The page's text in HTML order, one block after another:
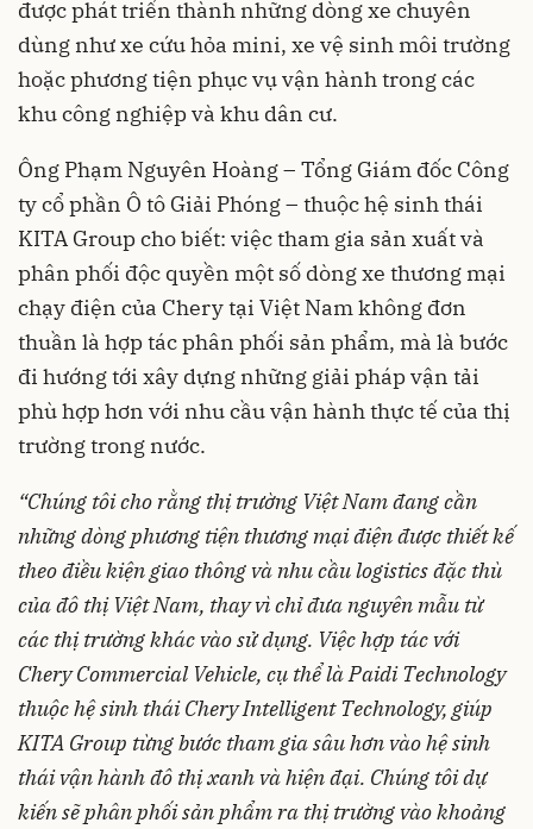
được phát triển thành những dòng xe chuyên
dùng như xe cứu hỏa mini, xe vệ sinh môi trường
hoặc phương tiện phục vụ vận hành trong các
khu công nghiệp và khu dân cư.
Ông Phạm Nguyên Hoàng – Tổng Giám đốc Công
ty cổ phần Ô tô Giải Phóng – thuộc hệ sinh thái
KITA Group cho biết: việc tham gia sản xuất và
phân phối độc quyền một số dòng xe thương mại
chạy điện của Chery tại Việt Nam không đơn
thuần là hợp tác phân phối sản phẩm, mà là bước
đi hướng tới xây dựng những giải pháp vận tải
phù hợp hơn với nhu cầu vận hành thực tế của thị
trường trong nước.
“Chúng tôi cho rằng thị trường Việt Nam đang cần
những dòng phương tiện thương mại điện được thiết kế
theo điều kiện giao thông và nhu cầu logistics đặc thù
của đô thị Việt Nam, thay vì chỉ đưa nguyên mẫu từ
các thị trường khác vào sử dụng. Việc hợp tác với
Chery Commercial Vehicle, cụ thể là Paidi Technology
thuộc hệ sinh thái Chery Intelligent Technology, giúp
KITA Group từng bước tham gia sâu hơn vào hệ sinh
thái vận hành đô thị xanh và hiện đại. Chúng tôi dự
kiến sẽ phân phối sản phẩm ra thị trường vào khoảng